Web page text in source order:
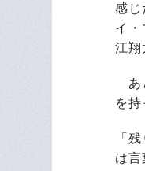
感じ
イ
江翔
あ
を
「
は言